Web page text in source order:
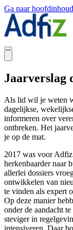
Ga naar hoofdinhoud
Jaarverslag
Als lid wil je weten
dagelijkse,
informeren over
ontbreken. Het
je op de mat.
2017 was voor Adfiz
herkenbaardernaar
allerlei dossiers
ontwikkelen van
te vinden als expert
Op deze manier
onder de aandacht te
stevigerin regelgev
intensiveren. Daar